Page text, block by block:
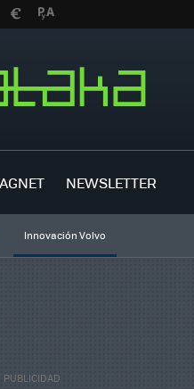
NEWSLETTER
Innovación Volvo